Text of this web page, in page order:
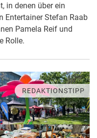
in denen über ein
Entertainer Stefan Raab
Pamela Reif und
Rolle.
REDAKTIONSTIPP